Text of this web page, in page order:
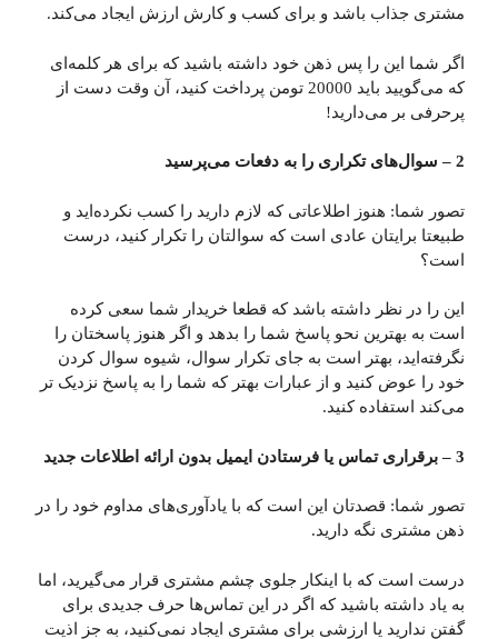
مشتری جذاب باشد و برای کسب و کارش ارزش ایجاد می‌کند.
اگر شما این را پس ذهن خود داشته باشید که برای هر کلمه‌ای
که می‌گویید باید 20000 تومن پرداخت کنید، آن وقت دست از
پرحرفی بر می‌دارید!
2 – سوال‌های تکراری را به دفعات می‌پرسید
تصور شما: هنوز اطلاعاتی که لازم دارید را کسب نکرده‌اید و
طبیعتا برایتان عادی است که سوالتان را تکرار کنید، درست
است؟
این را در نظر داشته باشد که قطعا خریدار شما سعی کرده
است به بهترین نحو پاسخ شما را بدهد و اگر هنوز پاسختان را
نگرفته‌اید، بهتر است به جای تکرار سوال، شیوه سوال کردن
خود را عوض کنید و از عبارات بهتر که شما را به پاسخ نزدیک تر
می‌کند استفاده کنید.
3 – برقراری تماس یا فرستادن ایمیل بدون ارائه اطلاعات جدید
تصور شما: قصدتان این است که با یادآوری‌های مداوم خود را در
ذهن مشتری نگه دارید.
درست است که با اینکار جلوی چشم مشتری قرار می‌گیرید، اما
به یاد داشته باشید که اگر در این تماس‌ها حرف جدیدی برای
گفتن ندارید یا ارزشی برای مشتری ایجاد نمی‌کنید، به جز اذیت